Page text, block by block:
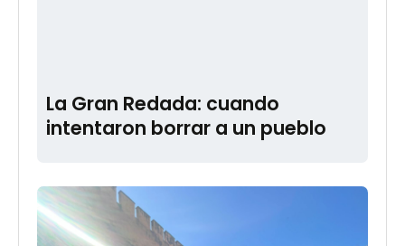
La Gran Redada: cuando
intentaron borrar a un pueblo